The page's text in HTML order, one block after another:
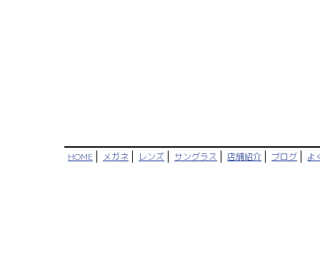
HOME メガネ レンズ サングラス 店舗紹介 ブログ よ